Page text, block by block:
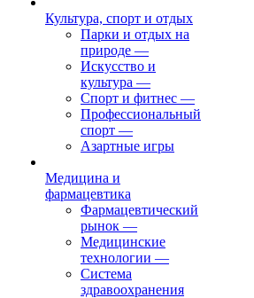
Культура, спорт и отдых
Парки и отдых на
природе —
Искусство и
культура —
Спорт и фитнес —
Профессиональный
спорт —
Азартные игры
Медицина и
фармацевтика
Фармацевтический
рынок —
Медицинские
технологии —
Система
здравоохранения